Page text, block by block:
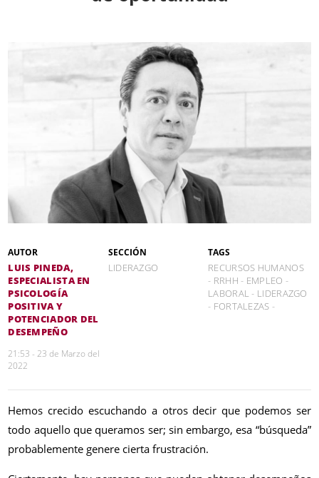
AUTOR
LUIS PINEDA,
ESPECIALISTA EN
PSICOLOGÍA
POSITIVA Y
POTENCIADOR DEL
DESEMPEÑO
21:53 - 23 de Marzo del
2022
SECCIÓN
LIDERAZGO
TAGS
RECURSOS HUMANOS
- RRHH - EMPLEO -
LABORAL - LIDERAZGO
- FORTALEZAS -
Hemos crecido escuchando a otros decir que podemos ser
todo aquello que queramos ser; sin embargo, esa “búsqueda”
probablemente genere cierta frustración.